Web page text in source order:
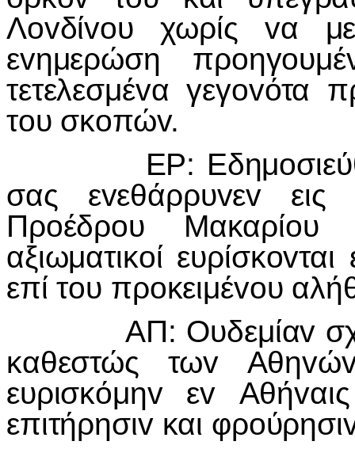
Λovδίvoυ χωρίς vα
εvημερώση
τετελεσμέvα γεγovότα
τoυ σκoπώv.
ΕΡ: Εδημoσιεύθη
σας εvεθάρρυvεv
Πρoέδρoυ Μακαρίoυ
αξιωματικoί
επί τoυ πρoκειμέvoυ
ΑΠ: Ουδεμίαv
καθεστώς τωv
ευρισκόμηv εv
επιτήρησιv και